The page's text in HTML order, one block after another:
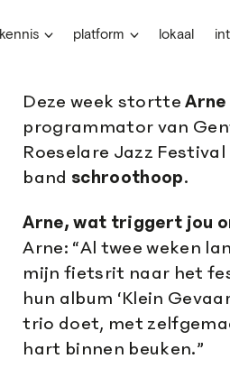
platform
kennis lokaal
Deze week stortteArne
programmator van
Roeselare Jazz
band schroothoop.
Arne, wat triggert jou
Arne: “Al twee weken
mijn fietsrit naar het
hun album ‘Klein
trio doet, met
hart binnen beuken.”